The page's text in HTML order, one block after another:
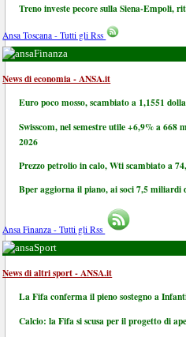
Treno investe pecore sulla Siena-Empoli,
Ansa Toscana - Tutti gli Rss
Finanza
News di economia - ANSA.it
Euro poco mosso, scambiato a 1,1551
Swisscom, nel semestre utile +6,9% a
2026
Prezzo petrolio in calo, Wti scambiato a
Bper aggiorna il piano, ai soci 7,5 miliardi
Ansa Finanza - Tutti gli Rss
Sport
News di altri sport - ANSA.it
La Fifa conferma il pieno sostegno a
Calcio: la Fifa si scusa per il progetto di